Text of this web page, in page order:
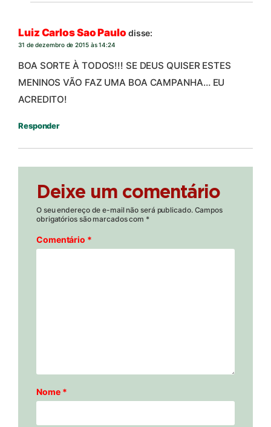
Luiz Carlos Sao Paulo disse:
31 de dezembro de 2015 às 14:24
BOA SORTE À TODOS!!! SE DEUS QUISER ESTES
MENINOS VÃO FAZ UMA BOA CAMPANHA… EU
ACREDITO!
Responder
Deixe um comentário
O seu endereço de e-mail não será publicado. Campos
obrigatórios são marcados com *
Comentário *
Nome *